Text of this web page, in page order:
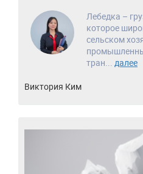
Лебедка –
которое
сельском
тран... далее
Виктория Ким